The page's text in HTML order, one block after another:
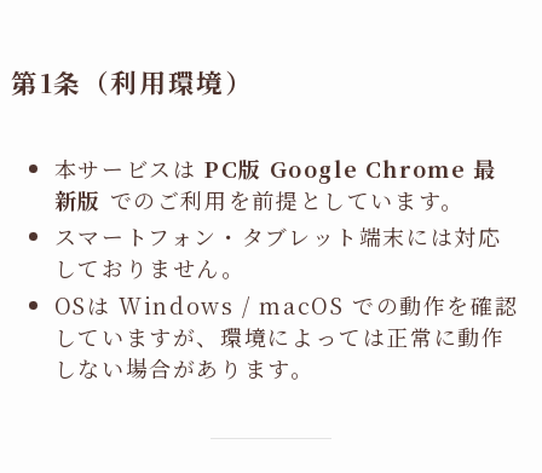
第1条（利用環境）
本サービスはPC版 Google Chrome 最
新版 でのご利用を前提としています。
スマートフォン・タブレット端末には対応
しておりません。
OSは Windows / macOS での動作を確認
していますが、環境によっては正常に動作
しない場合があります。